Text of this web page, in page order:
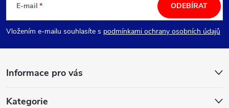
p
a
E-mail
Vložením e-mailu souhlasíte s podmínkami ochrany osobních údajů
ODEBÍRAT
Informace pro vás
Kategorie